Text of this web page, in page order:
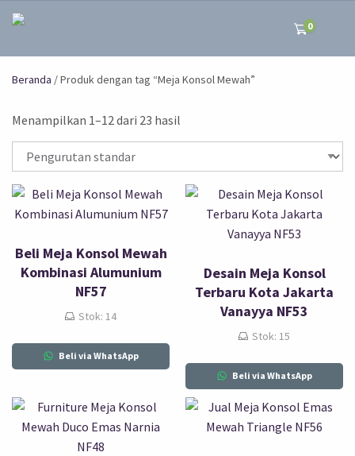
0
Beranda / Produk dengan tag “Meja Konsol Mewah”
Menampilkan 1–12 dari 23 hasil
Beli Meja Konsol Mewah
Kombinasi Alumunium
NF57
Stok: 14
Beli via WhatsApp
Desain Meja Konsol
Terbaru Kota Jakarta
Vanayya NF53
Stok: 15
Beli via WhatsApp